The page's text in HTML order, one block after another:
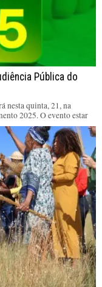
Pública do
nesta quinta, 21, na
2025. O evento estar